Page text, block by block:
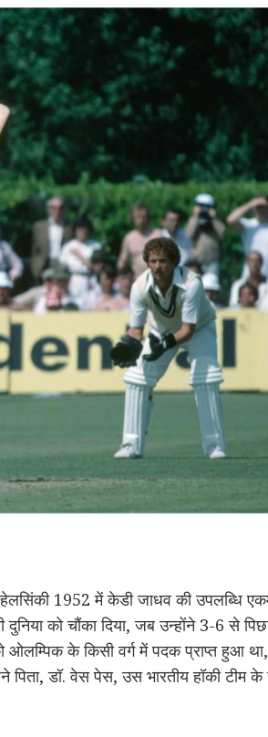
1952 में केडी जाधव की उपलब्धि
दुनिया को चौंका दिया, जब उन्होंने 3-6 से
ओलम्पिक के किसी वर्ग में पदक प्राप्त हुआ
डॉ. वेस पेस, उस भारतीय हॉकी टीम